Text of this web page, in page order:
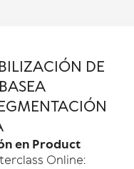
DE
en Product
Online: